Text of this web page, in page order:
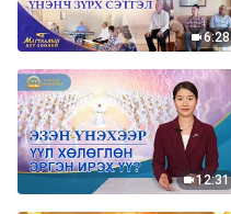
6:28
12:31